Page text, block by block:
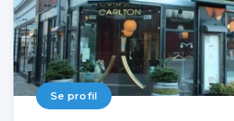
Se profil